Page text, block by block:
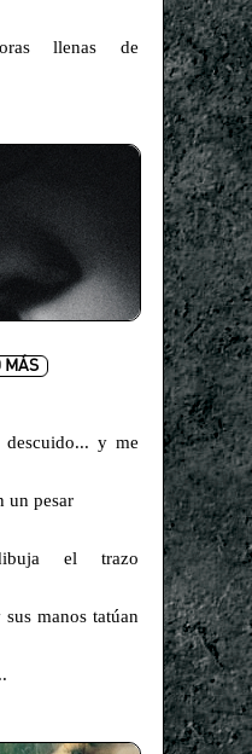
llenas de
MÁS
y me
un pesar
el trazo
manos tatúan